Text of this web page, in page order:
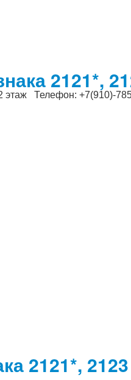
Телефон: +7(910)-
2121*,
2121*,